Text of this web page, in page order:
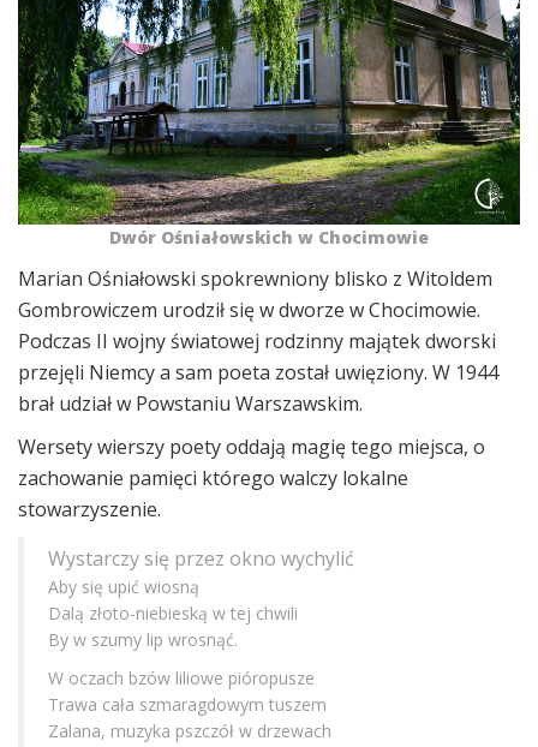
Dwór Ośniałowskich w Chocimowie
Marian Ośniałowski spokrewniony blisko z Witoldem
Gombrowiczem urodził się w dworze w Chocimowie.
Podczas II wojny światowej rodzinny majątek dworski
przejęli Niemcy a sam poeta został uwięziony. W 1944
brał udział w Powstaniu Warszawskim.
Wersety wierszy poety oddają magię tego miejsca, o
zachowanie pamięci którego walczy lokalne
stowarzyszenie.
Wystarczy się przez okno wychylić
Aby się upić wiosną
Dalą złoto-niebieską w tej chwili
By w szumy lip wrosnąć.
W oczach bzów liliowe pióropusze
Trawa cała szmaragdowym tuszem
Zalana, muzyka pszczół w drzewach